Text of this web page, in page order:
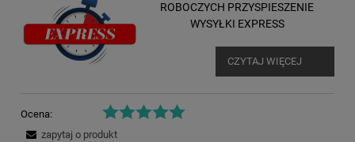
ROBOCZYCH PRZYSPIESZENIE
WYSYŁKI EXPRESS
CZYTAJ WIĘCEJ
Ocena:
zapytaj o produkt